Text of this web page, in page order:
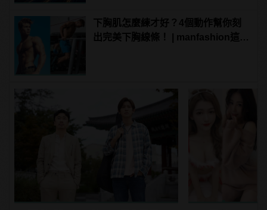
下胸肌怎麼練才好？4個動作幫你刻
出完美下胸線條！ | manfashion這樣